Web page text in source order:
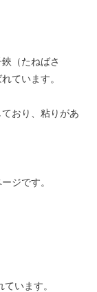
（たねばさ
ています。
おり、粘りがあ
ジです。
います。